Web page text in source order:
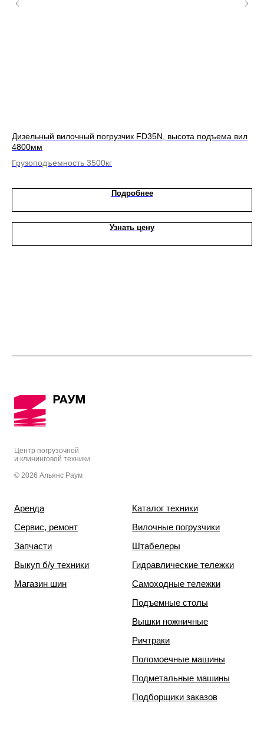
Дизельный вилочный погрузчик FD35N, высота подъема вил
4800мм
Грузоподъемность 3500кг
Подробнее
Узнать цену
Центр погрузочной
и клининговой техники
© 2026 Альянс Раум
Аренда
Сервис, ремонт
Запчасти
Выкуп б/у техники
Магазин шин
Каталог техники
Вилочные погрузчики
Штабелеры
Гидравлические тележки
Самоходные тележки
Подъемные столы
Вышки ножничные
Ричтраки
Поломоечные машины
Подметальные машины
Подборщики заказов